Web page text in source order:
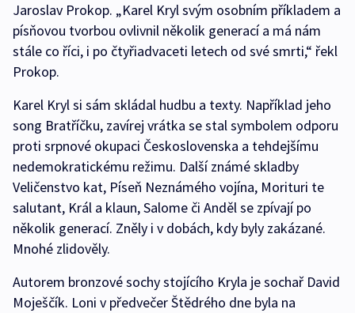
Jaroslav Prokop. „Karel Kryl svým osobním příkladem a
písňovou tvorbou ovlivnil několik generací a má nám
stále co říci, i po čtyřiadvaceti letech od své smrti,“ řekl
Prokop.
Karel Kryl si sám skládal hudbu a texty. Například jeho
song Bratříčku, zavírej vrátka se stal symbolem odporu
proti srpnové okupaci Československa a tehdejšímu
nedemokratickému režimu. Další známé skladby
Veličenstvo kat, Píseň Neznámého vojína, Morituri te
salutant, Král a klaun, Salome či Anděl se zpívají po
několik generací. Zněly i v dobách, kdy byly zakázané.
Mnohé zlidověly.
Autorem bronzové sochy stojícího Kryla je sochař David
Moješčík. Loni v předvečer Štědrého dne byla na